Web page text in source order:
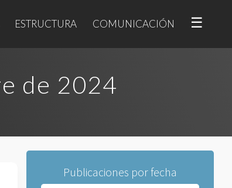
ESTRUCTURA COMUNICACIÓN ☰
de 2024
Publicaciones por fecha